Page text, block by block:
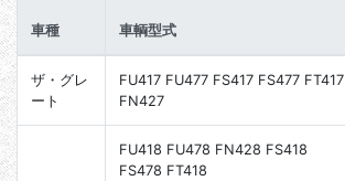
車種 車輌型式
ザ・グレ
ート
FU417 FU477 FS417 FS477 FT417
FN427
FU418 FU478 FN428 FS418
FS478 FT418